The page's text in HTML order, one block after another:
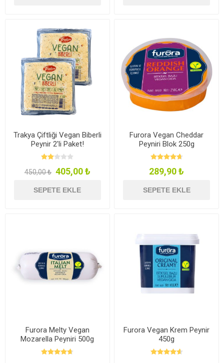
Trakya Çiftliği Vegan Biberli
Peynir 2'li Paket!
450,00 ₺ 405,00 ₺
SEPETE EKLE
Furora Vegan Cheddar
Peyniri Blok 250g
289,90 ₺
SEPETE EKLE
Furora Melty Vegan
Mozarella Peyniri 500g
Furora Vegan Krem Peynir
450g